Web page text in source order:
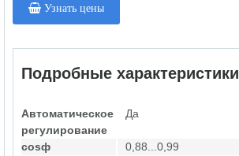
Узнать цены
Подробные характеристики
Автоматическое
регулирование
Да
cosф
0,88...0,99